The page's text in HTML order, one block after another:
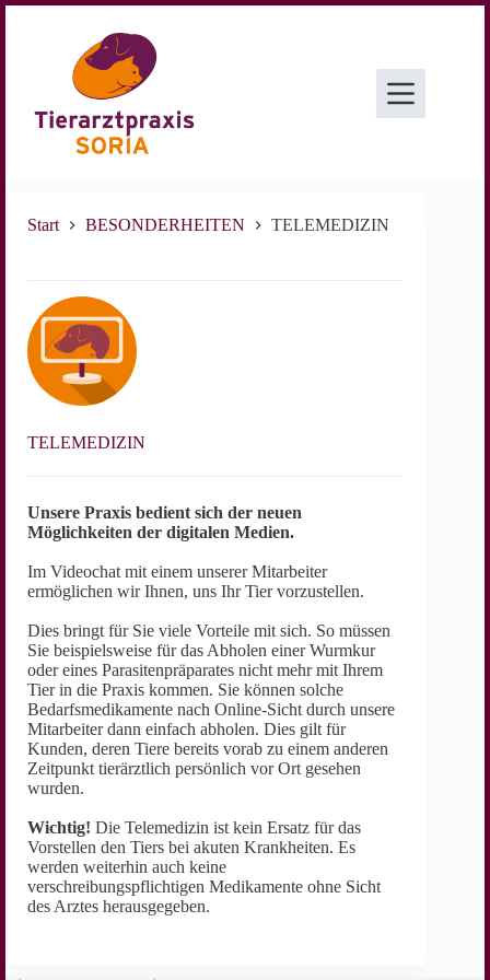
Start BESONDERHEITEN TELEMEDIZIN
TELEMEDIZIN
Unsere Praxis bedient sich der neuen
Möglichkeiten der digitalen Medien.
Im Videochat mit einem unserer Mitarbeiter
ermöglichen wir Ihnen, uns Ihr Tier vorzustellen.
Dies bringt für Sie viele Vorteile mit sich. So müssen
Sie beispielsweise für das Abholen einer Wurmkur
oder eines Parasitenpräparates nicht mehr mit Ihrem
Tier in die Praxis kommen. Sie können solche
Bedarfsmedikamente nach Online-Sicht durch unsere
Mitarbeiter dann einfach abholen. Dies gilt für
Kunden, deren Tiere bereits vorab zu einem anderen
Zeitpunkt tierärztlich persönlich vor Ort gesehen
wurden.
Wichtig! Die Telemedizin ist kein Ersatz für das
Vorstellen den Tiers bei akuten Krankheiten. Es
werden weiterhin auch keine
verschreibungspflichtigen Medikamente ohne Sicht
des Arztes herausgegeben.